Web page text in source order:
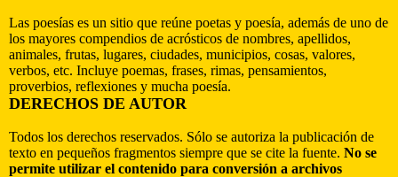
Las poesías es un sitio que reúne poetas y poesía, además de uno de
los mayores compendios de acrósticos de nombres, apellidos,
animales, frutas, lugares, ciudades, municipios, cosas, valores,
verbos, etc. Incluye poemas, frases, rimas, pensamientos,
proverbios, reflexiones y mucha poesía.
DERECHOS DE AUTOR
Todos los derechos reservados. Sólo se autoriza la publicación de
texto en pequeños fragmentos siempre que se cite la fuente. No se
permite utilizar el contenido para conversión a archivos